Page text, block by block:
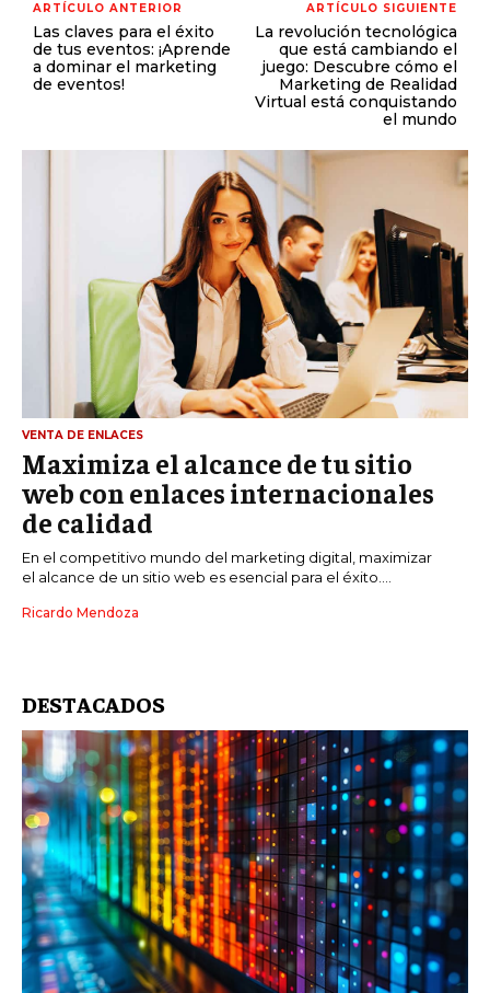
ARTÍCULO ANTERIOR
Las claves para el éxito
de tus eventos: ¡Aprende
a dominar el marketing
de eventos!
ARTÍCULO SIGUIENTE
La revolución tecnológica
que está cambiando el
juego: Descubre cómo el
Marketing de Realidad
Virtual está conquistando
el mundo
VENTA DE ENLACES
Maximiza el alcance de tu sitio
web con enlaces internacionales
de calidad
En el competitivo mundo del marketing digital, maximizar
el alcance de un sitio web es esencial para el éxito....
Ricardo Mendoza
DESTACADOS